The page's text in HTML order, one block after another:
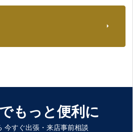
もっと便利に
今すぐ出張・来店事前相談